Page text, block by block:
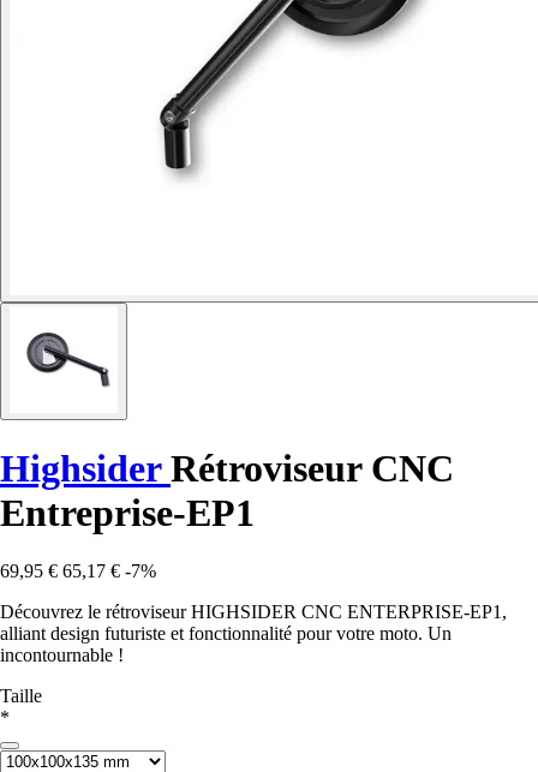
HighsiderRétroviseur CNC
Entreprise-EP1
69,95 € 65,17 € -7%
Découvrez le rétroviseur HIGHSIDER CNC ENTERPRISE-EP1,
alliant design futuriste et fonctionnalité pour votre moto. Un
incontournable !
Taille
*